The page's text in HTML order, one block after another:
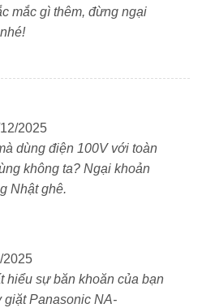
thấu, đánh bật chất bẩn và
– tiết kiệm thông minh
áođể điều chỉnh lượng nước
để rút ngắn hoặc kéo dài
mắc gì thêm, đừng ngại
2025
dùng điện 100V với toàn
không ta? Ngại khoản
Nhật ghê.
2025
hiểu sự băn khoăn của bạn
giặt Panasonic NA-